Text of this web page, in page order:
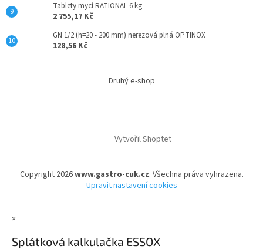
Tablety mycí RATIONAL 6 kg
2 755,17 Kč
GN 1/2 (h=20 - 200 mm) nerezová plná OPTINOX
128,56 Kč
Druhý e-shop
Vytvořil Shoptet
Copyright 2026www.gastro-cuk.cz. Všechna práva vyhrazena.
Upravit nastavení cookies
×
Splátková kalkulačka ESSOX